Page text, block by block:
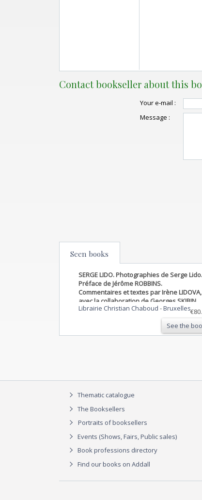
Contact bookseller about this
Your e-mail :
Message :
Seen books
SERGE LIDO. Photographies de Serge Lido.
Préface de Jérôme ROBBINS.
Commentaires et textes par Irène LIDOVA,
avec la collaboration de Georges SKIBIN
Ballet Panorama. Exemplaire DEDIDACÉ
Serge Lido et les danseurs Olga
Nina Vyroubova, Michel Nunès, Claire
Motte, Paulette Mons, Lucien Duthoit,
Librairie Christian Chaboud -Bruxelles
See the
Thematic catalogue
The Booksellers
Portraits of booksellers
Events (Shows, Fairs, Public sales)
Book professions directory
Find our books on Addall